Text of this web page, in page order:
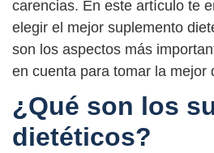
carencias. En este artículo te
elegir el mejor suplemento
son los aspectos más
en cuenta para tomar la mejor
¿Qué son los
dietéticos?